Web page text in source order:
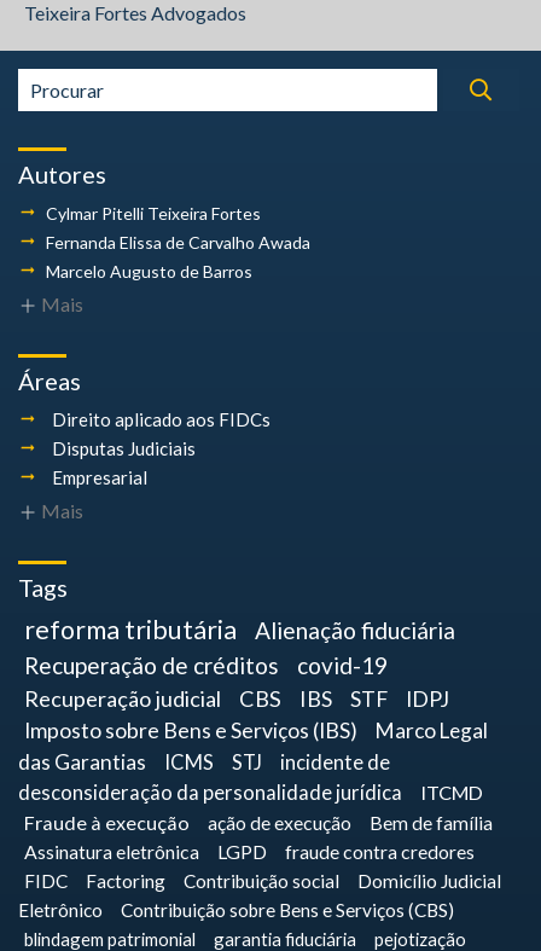
Teixeira Fortes Advogados
Autores
Cylmar Pitelli Teixeira Fortes
Fernanda Elissa de Carvalho Awada
Marcelo Augusto de Barros
Mais
Áreas
Direito aplicado aos FIDCs
Disputas Judiciais
Empresarial
Mais
Tags
reforma tributária
Alienação fiduciária
Recuperação de créditos
covid-19
Recuperação judicial CBS IBS STF
IDPJ
Imposto sobre Bens e Serviços (IBS)
Marco Legal
das Garantias
ICMS STJ
incidente de
desconsideração da personalidade jurídica
ITCMD
Fraude à execução
ação de execução
Bem de família
Assinatura eletrônica
LGPD fraude contra credores
FIDC Factoring Contribuição social
Domicílio Judicial
Eletrônico
Contribuição sobre Bens e Serviços (CBS)
blindagem patrimonial
garantia fiduciária
pejotização